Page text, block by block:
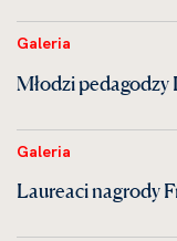
Galeria
Młodzi
Galeria
Laureaci nagrody